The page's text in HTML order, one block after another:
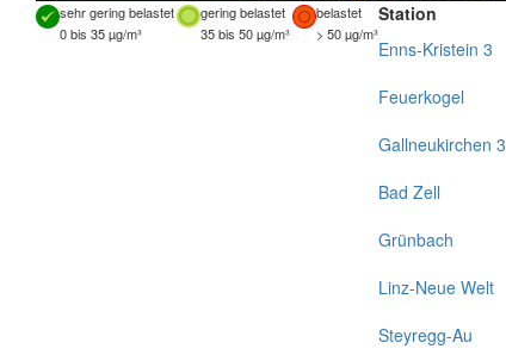
sehr gering belastet gering belastet
belastet
0 bis 35 µg/m³
35 bis 50 µg/m³ > 50 µg/m³
Station
Enns-Kristein 3
Feuerkogel
Gallneukirchen 3
Bad Zell
Grünbach
Linz-Neue Welt
Steyregg-Au